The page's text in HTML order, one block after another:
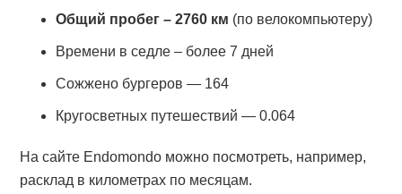
Общий пробег – 2760 км (по велокомпьютеру)
Времени в седле – более 7 дней
Сожжено бургеров — 164
Кругосветных путешествий — 0.064
На сайте Endomondo можно посмотреть, например,
расклад в километрах по месяцам.